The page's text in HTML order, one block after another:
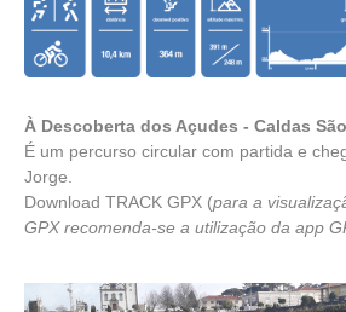
À Descoberta dos Açudes - Caldas
É um percurso circular com partida e
Jorge.
Download TRACK GPX (para a
GPX recomenda-se a utilização da app